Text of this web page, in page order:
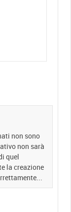
non sono
non sarà
quel
la creazione